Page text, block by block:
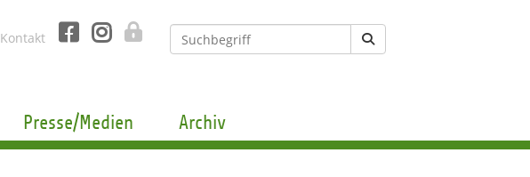
Kontakt
Presse/Medien Archiv